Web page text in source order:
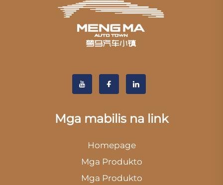
Mga mabilis na link
Homepage
Mga Produkto
Mga Produkto